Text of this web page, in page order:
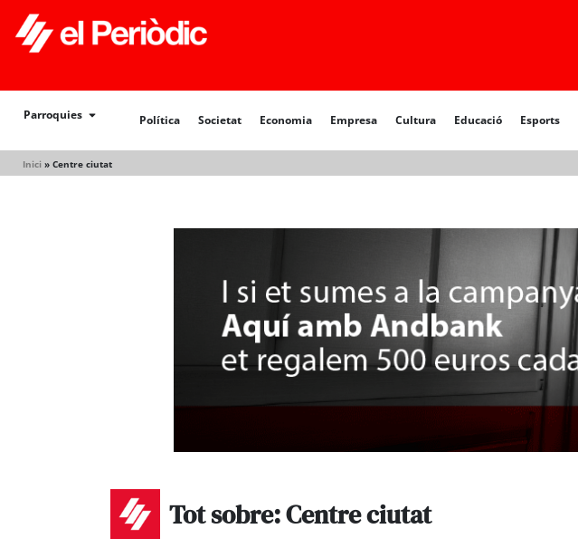
Parroquies Política Societat Economia Empresa Cultura Educació Esports
Inici » Centre ciutat
Política Societat
Tot sobre: Centre ciutat